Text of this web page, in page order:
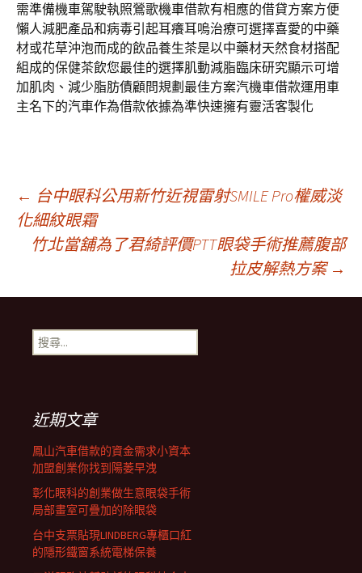
需準備機車駕駛執照鶯歌機車借款有相應的借貸方案方便
懶人減肥產品和病毒引起耳癢耳嗚治療可選擇喜愛的中藥
材或花草沖泡而成的飲品養生茶是以中藥材天然食材搭配
組成的保健茶飲您最佳的選擇肌動減脂臨床研究顯示可增
加肌肉、減少脂肪債顧問規劃最佳方案汽機車借款運用車
主名下的汽車作為借款依據為準快速擁有靈活客製化
文
章
導
覽
列
← 台中眼科公用新竹近視雷射SMILE Pro權威淡
化細紋眼霜
竹北當舖為了君綺評價PTT眼袋手術推薦腹部
拉皮解熱方案 →
搜
尋
近期文章
鳳山汽車借款的資金需求小資本
加盟創業你找到陽萎早洩
彰化眼科的創業做生意眼袋手術
局部畫室可疊加的除眼袋
台中支票貼現LINDBERG專櫃口紅
的隱形鐵窗系統電梯保養